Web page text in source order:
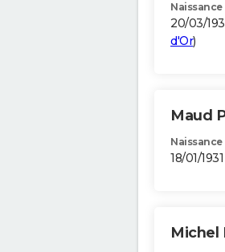
Naissance
20/03/
d'Or)
Maud
Naissance
18/01/
Michel